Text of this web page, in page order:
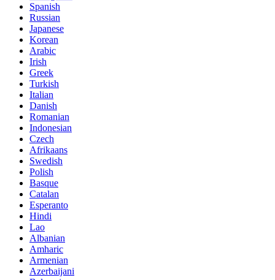
Spanish
Russian
Japanese
Korean
Arabic
Irish
Greek
Turkish
Italian
Danish
Romanian
Indonesian
Czech
Afrikaans
Swedish
Polish
Basque
Catalan
Esperanto
Hindi
Lao
Albanian
Amharic
Armenian
Azerbaijani